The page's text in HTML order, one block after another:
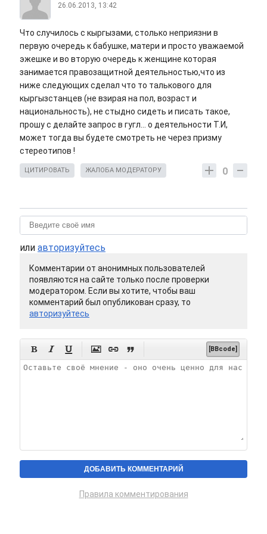
26.06.2013, 13:42
Что случилось с кыргызами, столько неприязни в
первую очередь к бабушке, матери и просто уважаемой
эжешке и во вторую очередь к женщине которая
занимается правозащитной деятельностью,что из
ниже следующих сделал что то талькового для
кыргызстанцев (не взирая на пол, возраст и
национальность), не стыдно сидеть и писать такое,
прошу с делайте запрос в гугл... о деятельности Т.И,
может тогда вы будете смотреть не через призму
стереотипов !
0
ЦИТИРОВАТЬ ЖАЛОБА МОДЕРАТОРУ
или авторизуйтесь
Комментарии от анонимных пользователей
появляются на сайте только после проверки
модератором. Если вы хотите, чтобы ваш
комментарий был опубликован сразу, то
авторизуйтесь
      [BBcode]
Правила комментирования